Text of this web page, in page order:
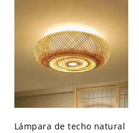
A 120 V 30,48 cm
Lámpara de techo natural